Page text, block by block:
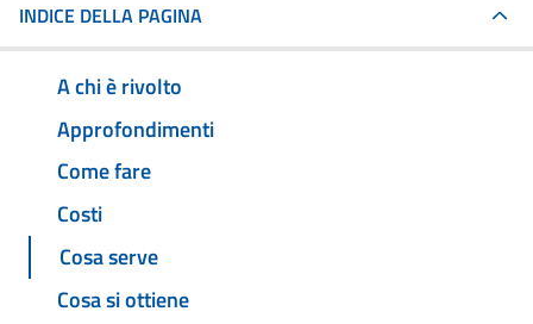
INDICE DELLA PAGINA
A chi è rivolto
Approfondimenti
Come fare
Costi
Cosa serve
Cosa si ottiene